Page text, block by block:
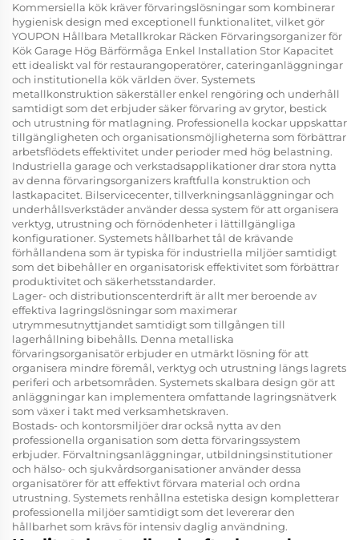
Kommersiella kök kräver förvaringslösningar som kombinerar
hygienisk design med exceptionell funktionalitet, vilket gör
YOUPON Hållbara Metallkrokar Räcken Förvaringsorganizer för
Kök Garage Hög Bärförmåga Enkel Installation Stor Kapacitet
ett idealiskt val för restaurangoperatörer, cateringanläggningar
och institutionella kök världen över. Systemets
metallkonstruktion säkerställer enkel rengöring och underhåll
samtidigt som det erbjuder säker förvaring av grytor, bestick
och utrustning för matlagning. Professionella kockar uppskattar
tillgängligheten och organisationsmöjligheterna som förbättrar
arbetsflödets effektivitet under perioder med hög belastning.
Industriella garage och verkstadsapplikationer drar stora nytta
av denna förvaringsorganizers kraftfulla konstruktion och
lastkapacitet. Bilservicecenter, tillverkningsanläggningar och
underhållsverkstäder använder dessa system för att organisera
verktyg, utrustning och förnödenheter i lättillgängliga
konfigurationer. Systemets hållbarhet tål de krävande
förhållandena som är typiska för industriella miljöer samtidigt
som det bibehåller en organisatorisk effektivitet som förbättrar
produktivitet och säkerhetsstandarder.
Lager- och distributionscenterdrift är allt mer beroende av
effektiva lagringslösningar som maximerar
utrymmesutnyttjandet samtidigt som tillgången till
lagerhållning bibehålls. Denna metalliska
förvaringsorganisatör erbjuder en utmärkt lösning för att
organisera mindre föremål, verktyg och utrustning längs lagrets
periferi och arbetsområden. Systemets skalbara design gör att
anläggningar kan implementera omfattande lagringsnätverk
som växer i takt med verksamhetskraven.
Bostads- och kontorsmiljöer drar också nytta av den
professionella organisation som detta förvaringssystem
erbjuder. Förvaltningsanläggningar, utbildningsinstitutioner
och hälso- och sjukvårdsorganisationer använder dessa
organisatörer för att effektivt förvara material och ordna
utrustning. Systemets renhållna estetiska design kompletterar
professionella miljöer samtidigt som det levererar den
hållbarhet som krävs för intensiv daglig användning.